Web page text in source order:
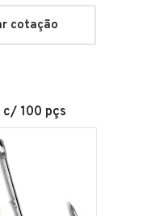
cotação
c/ 100 pçs